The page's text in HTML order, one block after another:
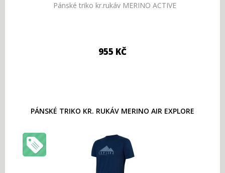
Pánské triko kr.rukáv MERINO ACTIVE
955 KČ
PÁNSKÉ TRIKO KR. RUKÁV MERINO AIR EXPLORE